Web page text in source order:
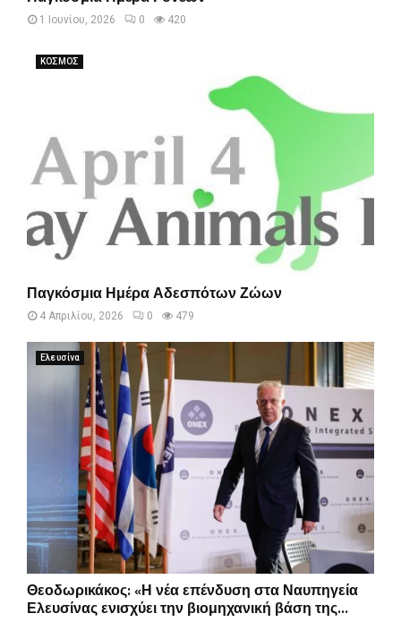
1 Ιουνίου, 2026 0 420
ΚΟΣΜΟΣ
Παγκόσμια Ημέρα Αδεσπότων Ζώων
4 Απριλίου, 2026 0 479
Ελευσίνα
Θεοδωρικάκος: «Η νέα επένδυση στα Ναυπηγεία
Ελευσίνας ενισχύει την βιομηχανική βάση της...